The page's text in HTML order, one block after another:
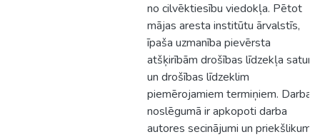
no cilvēktiesību viedokļa. Pētot
mājas aresta institūtu ārvalstīs,
īpaša uzmanība pievērsta
atšķirībām drošības līdzekļa saturā
un drošības līdzeklim
piemērojamiem termiņiem. Darba
noslēgumā ir apkopoti darba
autores secinājumi un priekšlikumi